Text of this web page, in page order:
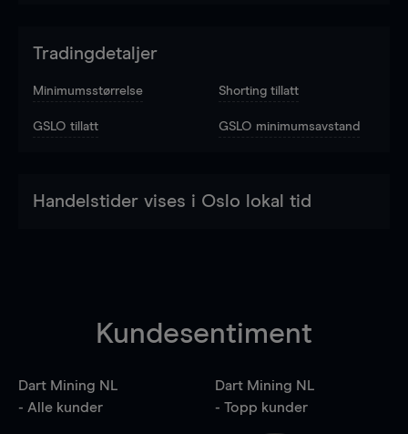
Tradingdetaljer
Minimumsstørrelse Shorting tillatt
GSLO tillatt GSLO minimumsavstand
Handelstider vises i Oslo lokal tid
Kundesentiment
Dart Mining NL
- Alle kunder
Dart Mining NL
- Topp kunder